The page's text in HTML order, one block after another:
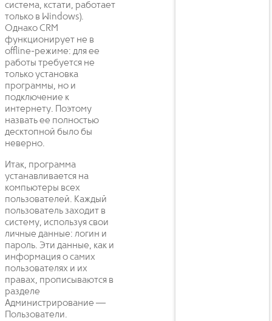
система, кстати, работает
только в Windows).
Однако CRM
функционирует не в
offline-режиме: для ее
работы требуется не
только установка
программы, но и
подключение к
интернету. Поэтому
назвать ее полностью
десктопной было бы
неверно.
Итак, программа
устанавливается на
компьютеры всех
пользователей. Каждый
пользователь заходит в
систему, используя свои
личные данные: логин и
пароль. Эти данные, как и
информация о самих
пользователях и их
правах, прописываются в
разделе
Администрирование —
Пользователи.